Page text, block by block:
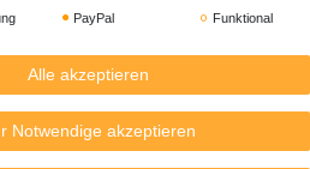
PayPal Funktional
Alle akzeptieren
Notwendige akzeptieren